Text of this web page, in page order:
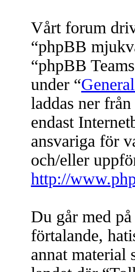
Vårt forum
“phpBB
“phpBB
under “
laddas ner från
endast
ansvariga för
och/eller
http://
Du går med
förtalande,
annat material